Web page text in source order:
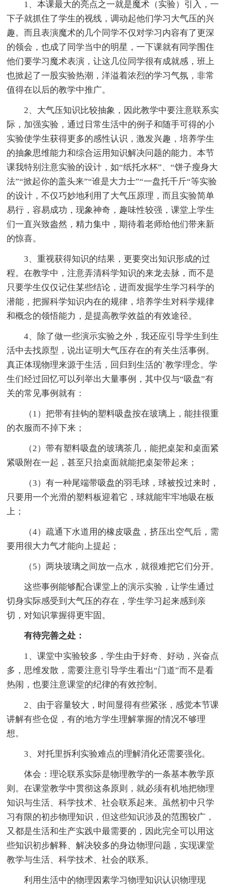
1、本课最大的亮点之一就是魔术（实验）引入，一
下子就抓住了学生的视线，调动起他们学习大气压的兴
趣。而且表演魔术的几个同学不仅对学习内容有了更深
的领会，也成了同学当中的明星，一下课就有同学围住
他们要学习魔术表演，让这几位同学很有成就感，班上
也掀起了一股实验热潮，洋溢着浓烈的学习气氛，非常
值得在以后的教学中推广。
2、大气压知识比较抽象，因此教学中要注意联系实
际，加强实验，通过日常生活中的例子和随手可得的小
实验使学生获得更多的感性认识，激发兴趣，培养学生
的抽象思维能力和综合运用知识解决问题的能力。本节
课我特别注意实验的设计，如“纸托水杯”、“饼子瘦身大
法”“掀起你的盖头来”“谁是大力士”“一盘托千斤“等实验
的设计，不仅巧妙地利用了大气压原理，而且实验简单
易行，容易成功，现象神奇，趣味性较强，课堂上学生
们一直兴致盎然，精力集中，期待着老师给他们带来新
的惊喜。
3、重视获得知识的结果，更要突出知识形成的过
程。在教学中，注意弄清科学知识的来龙去脉，而不是
只要学生仅仅记住某些结论，进而发掘学生学习科学的
潜能，把握科学知识内在的规律，培养学生对科学规律
和概念的领悟能力，是提高教学效益的有效途径。
4、除了做一些演示实验之外，我还应引导学生到生
活中去找原型，说出证明大气压存在的有关生活事例。
真正体现物理来源于生活，回归到生活的`教学理念。学
生们经过回忆可以列举出大量事例，其中仅与“吸盘”有
关的常见事例就有：
（1）把带有挂钩的塑料吸盘按在玻璃上，能挂很重
的衣服而不掉下来；
（2）带有塑料吸盘的玻璃茶几，能把桌架和桌面紧
紧吸附在一起，甚至只抬桌面就能把桌架带起来；
（3）有一种尾端带吸盘的羽毛球，球被投过来时，
只要用一个光滑的塑料板迎着它，球就能牢牢地吸在板
上；
（4）疏通下水道用的橡皮吸盘，挤压出空气后，需
要用很大力气才能向上提起；
（5）两块玻璃之间放一点水，就很难把它们分开。
这些事例能够配合课堂上的演示实验，让学生通过
切身实际感受到大气压的存在，学生学习起来感到亲
切，对知识掌握得更牢固。
有待完善之处：
1、课堂中实验较多，学生由于好奇、好动，兴奋点
多，思维发散，需要注意引导学生看出“门道”而不是看
热闹，也要注意课堂的纪律的有效控制。
2、由于容量较大，时间显得有些紧张，感觉本节课
讲解有些仓促，有的地方学生理解掌握的情况不够理
想。
3、对托里拆利实验难点的理解消化还需要强化。
体会：理论联系实际是物理教学的一条基本教学原
则。在课堂教学中贯彻这条原则，就必须有机地把物理
知识与生活、科学技术、社会联系起来。虽然初中只学
习有限的初步物理知识，但这些知识涉及的范围较广，
又都是生活和生产实践中最需要的，因此完全可以用这
些知识初步解释、解决较多的身边物理问题，实现课堂
教学与生活、科学技术、社会的联系。
利用生活中的物理因素学习物理知识认识物理现